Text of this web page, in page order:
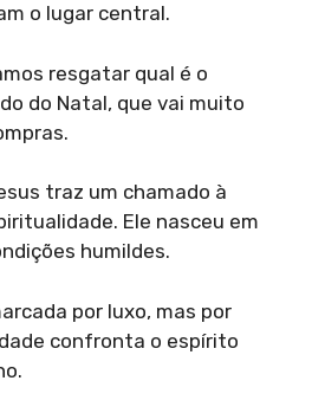
o lugar central.
resgatar qual é o
do Natal, que vai muito
traz um chamado à
Ele nasceu em
humildes.
por luxo, mas por
confronta o espírito